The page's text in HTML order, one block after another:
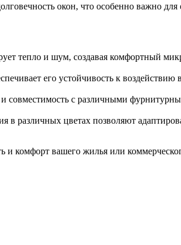
окон, что особенно важно
тепло и шум, создавая комфортный
его устойчивость к
совместимость с различными
в различных цветах позволяют
и комфорт вашего жилья или